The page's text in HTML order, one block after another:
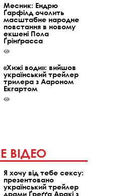
Месник: Ендрю
Ґарфілд очолить
масштабне народне
повстання в новому
екшені Пола
Ґрінґрасса
«Хижі води»: вийшов
український трейлер
трилера з Аароном
Екгартом
ВІДЕО
Я хочу від тебе сексу:
презентовано
український трейлер
драми Ґреґґа Аракі з